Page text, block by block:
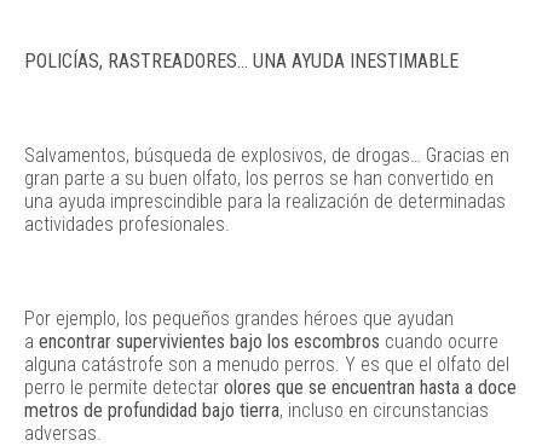
POLICÍAS, RASTREADORES… UNA AYUDA INESTIMABLE
Salvamentos, búsqueda de explosivos, de drogas… Gracias en
gran parte a su buen olfato, los perros se han convertido en
una ayuda imprescindible para la realización de determinadas
actividades profesionales.
Por ejemplo, los pequeños grandes héroes que ayudan
a encontrar supervivientes bajo los escombros cuando ocurre
alguna catástrofe son a menudo perros. Y es que el olfato del
perro le permite detectar olores que se encuentran hasta a doce
metros de profundidad bajo tierra, incluso en circunstancias
adversas.